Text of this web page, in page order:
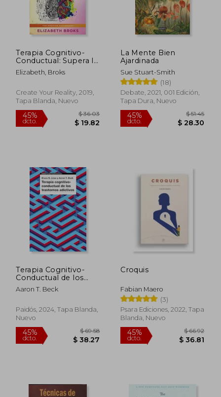
$ 22.80
45%
dcto.
Terapia Cognitivo-
Conductual: Supera la
Ansiedad y la
Depresión, haz
de Pensamiento
Negativo, Controla
Cambia tu. Guía de
Psicología Humana)
Elizabeth, Broks
Create Your Reality, 2019,
Tapa Blanda, Nuevo
45%
dcto. $ 19.82
La Mente Bien
Ajardinada
Sue Stuart-Smith
(18)
Debate, 2021, 001 Edición,
Tapa Dura, Nuevo
45%
dcto. $
Terapia Cognitivo-
Conductual de los
Trastornos Adictivos
Aaron T. Beck
Paidós, 2024, Tapa Blanda,
Nuevo
Croquis
Fabian Maero
(3)
Psara Ediciones, 2022, Tapa
Blanda, Nuevo